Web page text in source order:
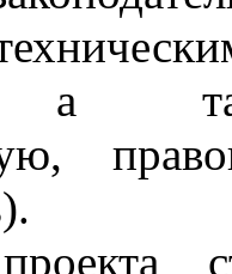
а
,
).
проекта